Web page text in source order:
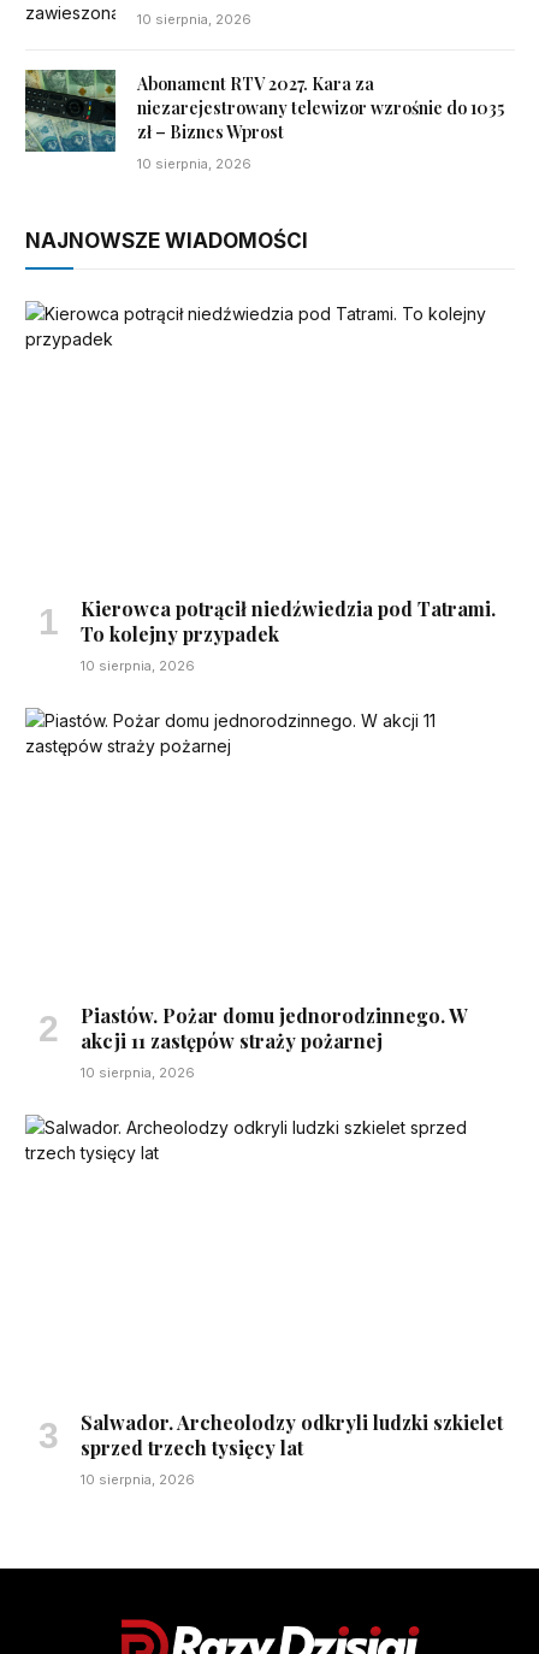
10 sierpnia, 2026
Abonament RTV 2027. Kara za
niezarejestrowany telewizor wzrośnie do 1035
zł – Biznes Wprost
10 sierpnia, 2026
NAJNOWSZE WIADOMOŚCI
Kierowca potrącił niedźwiedzia pod Tatrami.
To kolejny przypadek
10 sierpnia, 2026
Piastów. Pożar domu jednorodzinnego. W
akcji 11 zastępów straży pożarnej
10 sierpnia, 2026
Salwador. Archeolodzy odkryli ludzki szkielet
sprzed trzech tysięcy lat
10 sierpnia, 2026